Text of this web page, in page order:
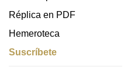
Réplica en PDF
Hemeroteca
Suscríbete